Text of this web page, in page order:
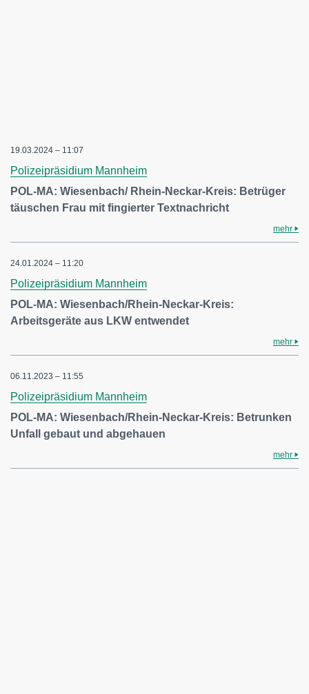
19.03.2024 – 11:07
Polizeipräsidium Mannheim
POL-MA: Wiesenbach/ Rhein-Neckar-Kreis: Betrüger
täuschen Frau mit fingierter Textnachricht
mehr
24.01.2024 – 11:20
Polizeipräsidium Mannheim
POL-MA: Wiesenbach/Rhein-Neckar-Kreis:
Arbeitsgeräte aus LKW entwendet
mehr
06.11.2023 – 11:55
Polizeipräsidium Mannheim
POL-MA: Wiesenbach/Rhein-Neckar-Kreis: Betrunken
Unfall gebaut und abgehauen
mehr